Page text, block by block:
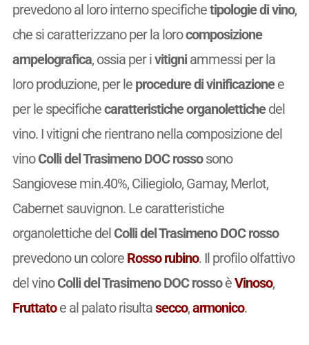
prevedono al loro interno specifichetipologie di vino,
che si caratterizzano per la lorocomposizione
ampelografica, ossia per ivitigniammessi per la
loro produzione, per le procedure di vinificazionee
per le specifichecaratteristiche organolettichedel
vino. I vitigni che rientrano nella composizione del
vinoColli del Trasimeno DOC rossosono
Sangiovese min.40%, Ciliegiolo, Gamay, Merlot,
Cabernet sauvignon. Le caratteristiche
organolettiche delColli del Trasimeno DOC rosso
prevedono un colore Rosso rubino. Il profilo olfattivo
del vinoColli del Trasimeno DOC rossoèVinoso,
Fruttatoe al palato risultasecco,armonico.